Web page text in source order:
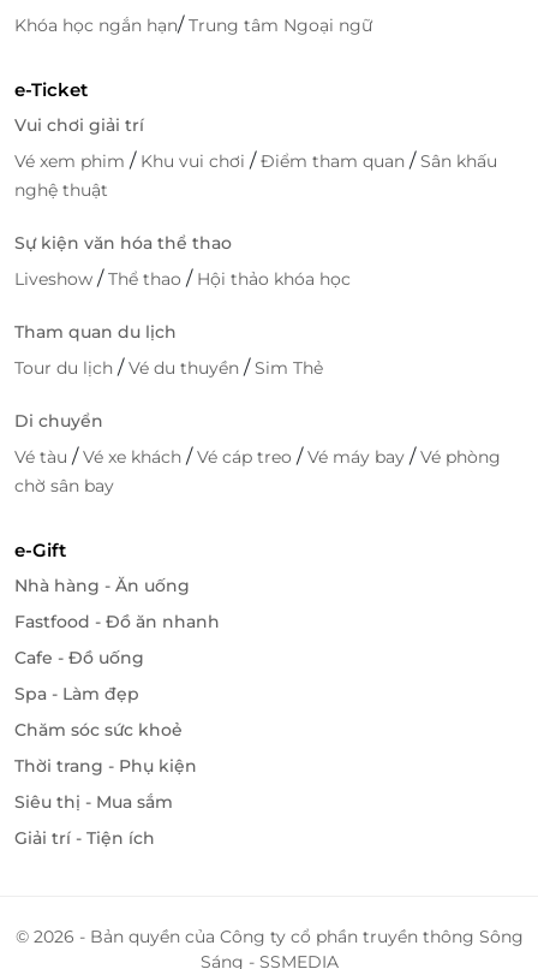
Khóa học ngắn hạn/Trung tâm Ngoại ngữ
e-Ticket
Vui chơi giải trí
Vé xem phim / Khu vui chơi /Điểm tham quan /Sân khấu
nghệ thuật
Sự kiện văn hóa thể thao
Liveshow /Thể thao / Hội thảo khóa học
Tham quan du lịch
Tour du lịch /Vé du thuyền /Sim Thẻ
Di chuyển
Vé tàu /Vé xe khách /Vé cáp treo /Vé máy bay /Vé phòng
chờ sân bay
e-Gift
Nhà hàng - Ăn uống
Fastfood - Đồ ăn nhanh
Cafe - Đồ uống
Spa - Làm đẹp
Chăm sóc sức khoẻ
Thời trang - Phụ kiện
Siêu thị - Mua sắm
Giải trí - Tiện ích
© 2026 - Bản quyền của Công ty cổ phần truyền thông Sông
Sáng - SSMEDIA